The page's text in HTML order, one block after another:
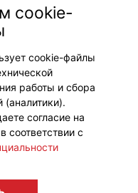
Попов и
Юлия
в
2026 12+
cookie-
cookie-файлы
работы и сбора
(аналитики).
согласие на
соответствии с